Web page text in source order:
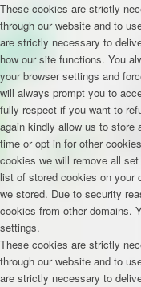
These cookies are strictly
through our website and to
are strictly necessary to
how our site functions. You
your browser settings and
will always prompt you to
fully respect if you want to
again kindly allow us to store
time or opt in for other
cookies we will remove all
list of stored cookies on your
we stored. Due to security
cookies from other domains.
settings.
These cookies are strictly
through our website and to
are strictly necessary to